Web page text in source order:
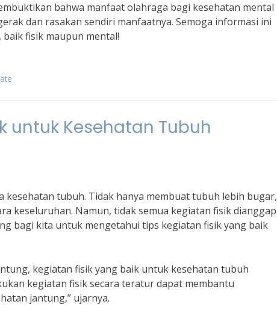
bahwa manfaat olahraga bagi kesehatan mental
dan rasakan sendiri manfaatnya. Semoga informasi ini
fisik maupun mental!
untuk Kesehatan Tubuh
kesehatan tubuh. Tidak hanya membuat tubuh lebih bugar,
keseluruhan. Namun, tidak semua kegiatan fisik dianggap
bagi kita untuk mengetahui tips kegiatan fisik yang baik
kegiatan fisik yang baik untuk kesehatan tubuh
kegiatan fisik secara teratur dapat membantu
jantung,” ujarnya.